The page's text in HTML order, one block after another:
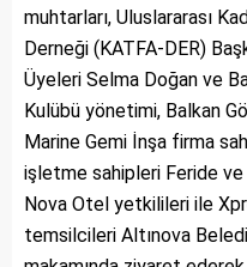
muhtarları, Uluslararası
Derneği (KATFA-DER)
Üyeleri Selma Doğan ve
Kulübü yönetimi, Balkan
Marine Gemi İnşa firma
işletme sahipleri Feride
Nova Otel yetkilileri ile
temsilcileri Altınova